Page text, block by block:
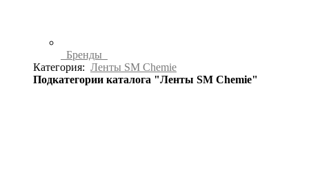
Бренды
Категория: Ленты SM Chemie
Подкатегории каталога "Ленты SM Chemie"